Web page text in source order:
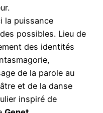
la puissance
possibles. Lieu de
des identités
de la parole au
et de la danse
inspiré de